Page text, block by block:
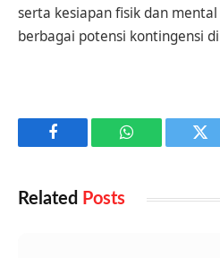
serta kesiapan fisik dan
berbagai potensi kontingensi
Facebook WhatsApp
Related Posts